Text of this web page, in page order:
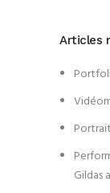
Articles
Gildas